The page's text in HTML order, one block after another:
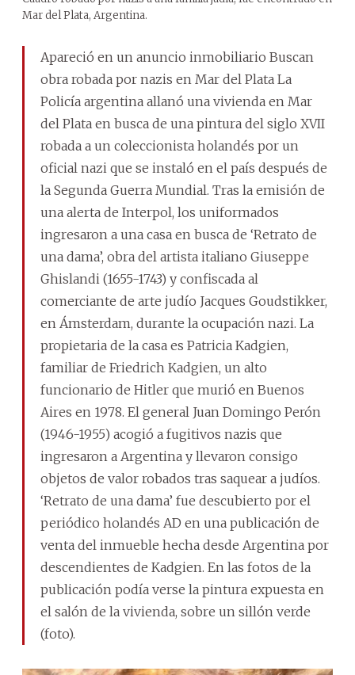
Mar del Plata, Argentina.
Apareció en un anuncio inmobiliario Buscan
obra robada por nazis en Mar del Plata La
Policía argentina allanó una vivienda en Mar
del Plata en busca de una pintura del siglo XVII
robada a un coleccionista holandés por un
oficial nazi que se instaló en el país después de
la Segunda Guerra Mundial. Tras la emisión de
una alerta de Interpol, los uniformados
ingresaron a una casa en busca de ‘Retrato de
una dama’, obra del artista italiano Giuseppe
Ghislandi (1655-1743) y confiscada al
comerciante de arte judío Jacques Goudstikker,
en Ámsterdam, durante la ocupación nazi. La
propietaria de la casa es Patricia Kadgien,
familiar de Friedrich Kadgien, un alto
funcionario de Hitler que murió en Buenos
Aires en 1978. El general Juan Domingo Perón
(1946-1955) acogió a fugitivos nazis que
ingresaron a Argentina y llevaron consigo
objetos de valor robados tras saquear a judíos.
‘Retrato de una dama’ fue descubierto por el
periódico holandés AD en una publicación de
venta del inmueble hecha desde Argentina por
descendientes de Kadgien. En las fotos de la
publicación podía verse la pintura expuesta en
el salón de la vivienda, sobre un sillón verde
(foto).